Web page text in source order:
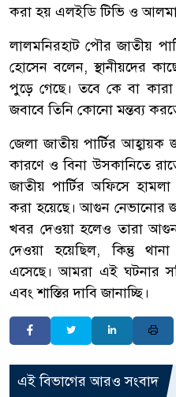
করা হয় এলইডি টিভি ও
লালমনিরহাট পৌর জাতীয়
হোসেন বলেন, স্থানীয়দের
পুড়ে গেছে। তবে কে বা
জবাবে তিনি কোনো মন্তব্য
জেলা জাতীয় পার্টির আহ্বায়ক
কারণে ও বিনা উসকানিতে
জাতীয় পার্টির অফিসে
করা হয়েছে। আগুন নেভানোর
খবর দেওয়া হলেও তারা
দেওয়া হয়েছিল, কিন্তু
এসেছে। আমরা এই ঘটনার
এবং শাস্তির দাবি জানাচ্ছি।
এই বিভাগের আরও সংবাদ